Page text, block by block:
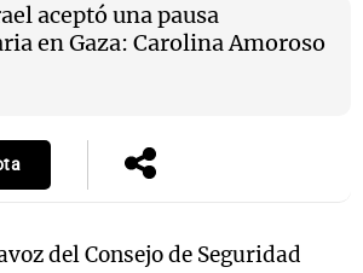
aceptó una pausa
en Gaza: Carolina Amoroso
del Consejo de Seguridad
2026
La Sole en